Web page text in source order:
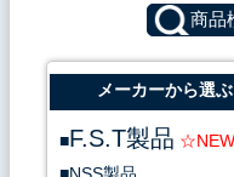
メーカーから選ぶ
F.S.T製品
NSS製品